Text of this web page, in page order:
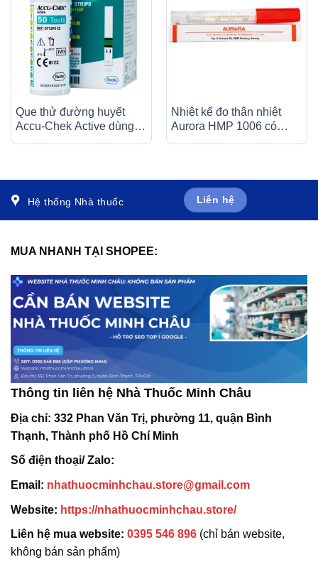
Que thử đường huyết
Accu-Chek Active dùng
Nhiệt kế đo thân nhiệt
Aurora HMP 1006 có
Hệ thống Nhà thuốc Liên hệ
MUA NHANH TẠI SHOPEE:
Thông tin liên hệ Nhà Thuốc Minh Châu
Địa chỉ: 332 Phan Văn Trị, phường 11, quận Bình
Thạnh, Thành phố Hồ Chí Minh
Số điện thoại/ Zalo:
Email: nhathuocminhchau.store@gmail.com
Website: https://nhathuocminhchau.store/
Liên hệ mua website: 0395 546 896 (chỉ bán website,
không bán sản phẩm)